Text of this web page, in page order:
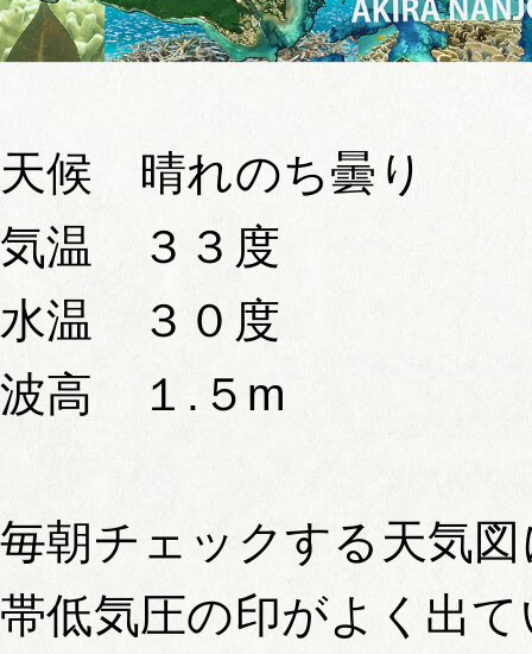
天候 晴れのち曇り
気温 ３３度
水温 ３０度
波高 １.５m
毎朝チェックする天気
帯低気圧の印がよく出